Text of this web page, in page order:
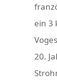
ein 3
20.